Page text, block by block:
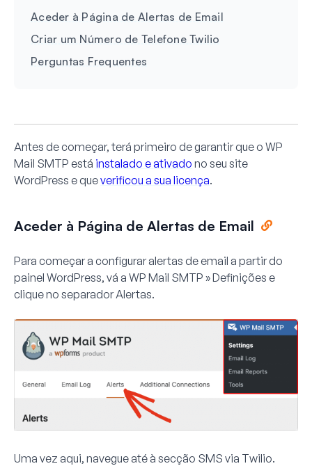
Aceder à Página de Alertas de Email
Criar um Número de Telefone Twilio
Perguntas Frequentes
Antes de começar, terá primeiro de garantir que o WP
Mail SMTP está instalado e ativado no seu site
WordPress e queverificou a sua licença.
Aceder à Página de Alertas de Email
Para começar a configurar alertas de email a partir do
painel WordPress, vá a WP Mail SMTP » Definições e
clique no separador Alertas.
Uma vez aqui, navegue até à secção SMS via Twilio.